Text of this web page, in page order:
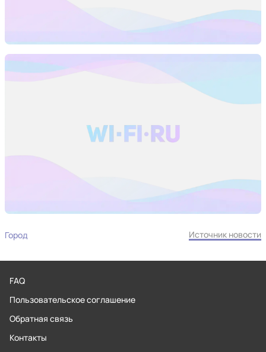
Город Источник новости
FAQ
Пользовательское соглашение
Обратная связь
Контакты